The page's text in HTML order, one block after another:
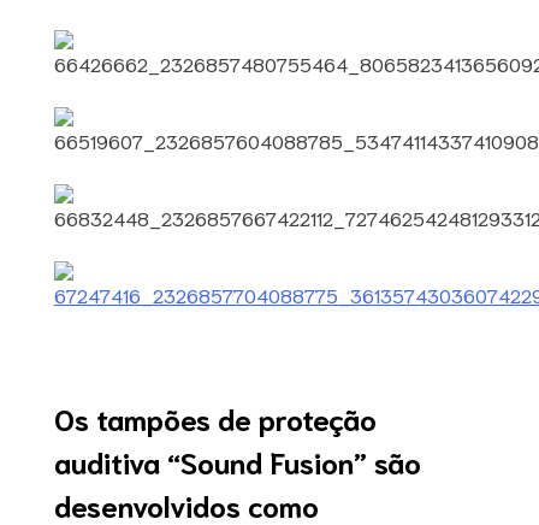
Os tampões de proteção
auditiva “Sound Fusion” são
desenvolvidos como